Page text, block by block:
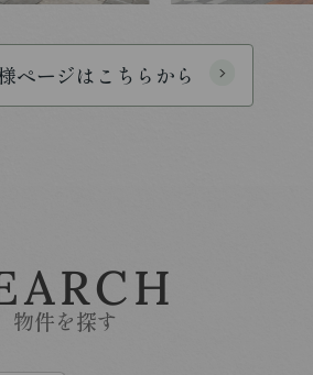
ページはこちらから
物件を探す